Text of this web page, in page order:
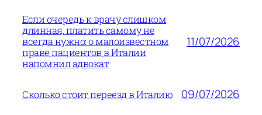
Если очередь к врачу слишком
длинная, платить самому не
всегда нужно: о малоизвестном
праве пациентов в Италии
напомнил адвокат
11/07/2026
Сколько стоит переезд в Италию 09/07/2026